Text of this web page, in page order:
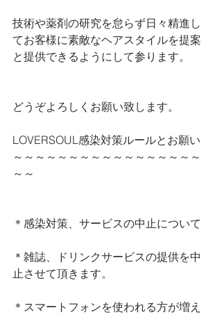
技術や薬剤の研究を怠らず日々精進し
てお客様に素敵なヘアスタイルを提案
と提供できるようにして参ります。
どうぞよろしくお願い致します。
LOVERSOUL感染対策ルールとお願い
～～～～～～～～～～～～～～～～～
～～
＊感染対策、サービスの中止について
＊雑誌、ドリンクサービスの提供を中
止させて頂きます。
＊スマートフォンを使われる方が増え